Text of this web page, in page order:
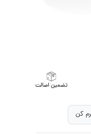
تضمین اصالت
کن